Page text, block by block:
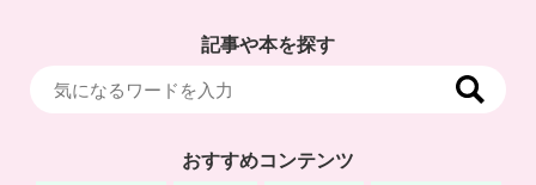
記事や本を探す
おすすめコンテンツ